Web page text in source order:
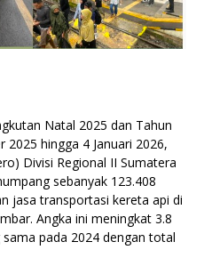
Natal 2025 dan Tahun
hingga 4 Januari 2026,
Divisi Regional II Sumatera
sebanyak 123.408
jasa transportasi kereta api di
Angka ini meningkat 3.8
pada 2024 dengan total